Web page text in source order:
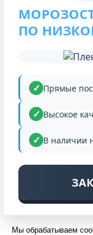
ПО
Прямые
Высокое
В наличии
Мы обрабатываем